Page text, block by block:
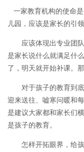
一家教育机构的使命
儿园，应该是家长的引
应该体现出专业团队
是家长说什么就满足什
了，明天就开始补课。
对于孩子的教育到底
迎来送往、嘘寒问暖和
是建议大家都和家长们
是孩子的教育。
怎样开拓眼界，给孩